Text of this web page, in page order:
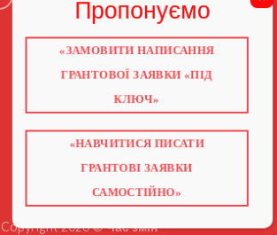
ГОЛОВНА
ПРО НАС
ГРАНТИ 2026
НАВЧАННЯ
КНИГИ
ВІДЕО ПРО ГРАНТИ
Copyright 2026 ©Час змін
«ЗАМОВИТИ НАПИСАННЯ
ГРАНТОВОЇ ЗАЯВКИ «ПІД
КЛЮЧ»
«НАВЧИТИСЯ ПИСАТИ
ГРАНТОВІ ЗАЯВКИ
САМОСТІЙНО»